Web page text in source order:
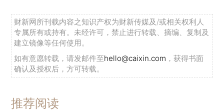
财新网所刊载内容之知识产权为财新传媒及/或相关权利人
专属所有或持有。未经许可，禁止进行转载、摘编、复制及
建立镜像等任何使用。
如有意愿转载，请发邮件至hello@caixin.com ，获得书面
确认及授权后，方可转载。
推荐阅读